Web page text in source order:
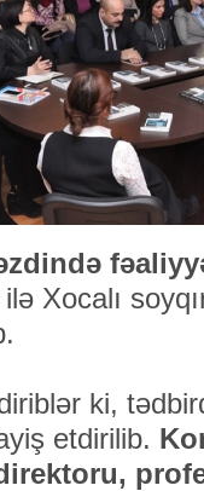
Xocalı
ki,
etdirilib.